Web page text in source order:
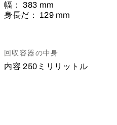
幅：
383 mm
身長だ：
129 mm
回収容器の中身
内容 250ミリリットル